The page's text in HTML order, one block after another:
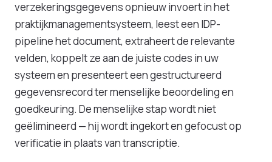
verzekeringsgegevens opnieuw invoert in het
praktijkmanagementsysteem, leest een IDP-
pipeline het document, extraheert de relevante
velden, koppelt ze aan de juiste codes in uw
systeem en presenteert een gestructureerd
gegevensrecord ter menselijke beoordeling en
goedkeuring. De menselijke stap wordt niet
geëlimineerd — hij wordt ingekort en gefocust op
verificatie in plaats van transcriptie.